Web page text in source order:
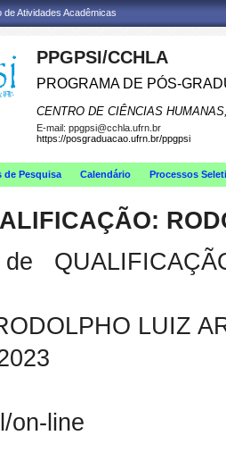
Atividades Acadêmicas
PPGPSI/CCHLA
PROGRAMA DE PÓS-
CENTRO DE CIÊNCIAS
E-mail: ppgpsi@cchla.ufrn.br
https://posgraduacao.ufrn.br/ppgpsi
de Pesquisa Calendário Processos
LUIZ
on-line